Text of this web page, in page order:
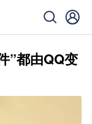
”都由QQ变